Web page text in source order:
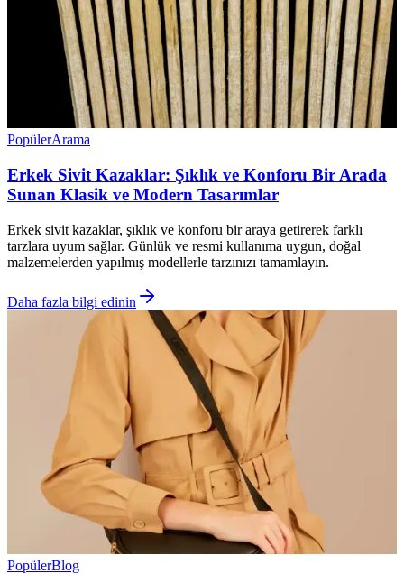
PopülerArama
Erkek Sivit Kazaklar: Şıklık ve Konforu Bir Arada
Sunan Klasik ve Modern Tasarımlar
Erkek sivit kazaklar, şıklık ve konforu bir araya getirerek farklı
tarzlara uyum sağlar. Günlük ve resmi kullanıma uygun, doğal
malzemelerden yapılmış modellerle tarzınızı tamamlayın.
Daha fazla bilgi edinin
PopülerBlog